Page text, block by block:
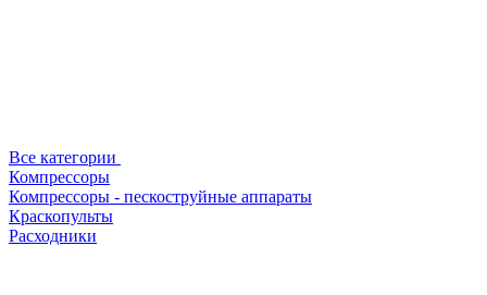
Все категории
Компрессоры
Компрессоры - пескоструйные аппараты
Краскопульты
Расходники